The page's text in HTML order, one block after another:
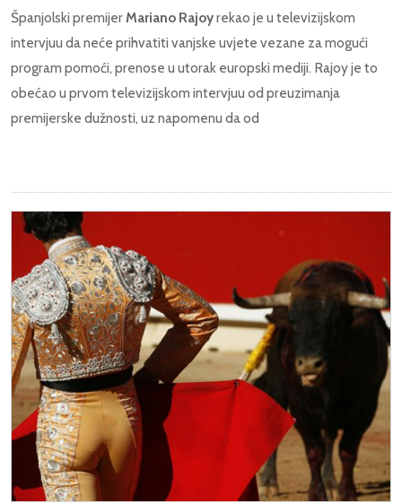
Španjolski premijerMariano Rajoyrekao je u televizijskom
intervjuu da neće prihvatiti vanjske uvjete vezane za mogući
program pomoći, prenose u utorak europski mediji. Rajoy je to
obećao u prvom televizijskom intervjuu od preuzimanja
premijerske dužnosti, uz napomenu da od